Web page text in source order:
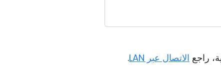
راجع الاتصال عبر LAN .